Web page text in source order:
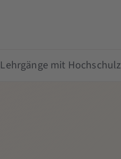
Lehrgänge mit